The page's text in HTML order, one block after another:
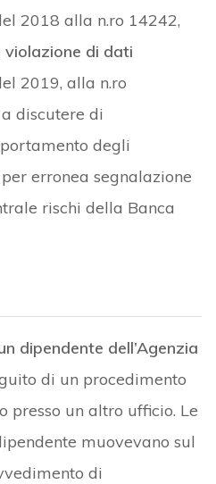
2018 alla n.ro 14242,
violazione di dati
2019, alla n.ro
discutere di
degli
erronea segnalazione
rischi della Banca
dipendente dell’Agenzia
di un procedimento
presso un altro ufficio. Le
muovevano sul
di